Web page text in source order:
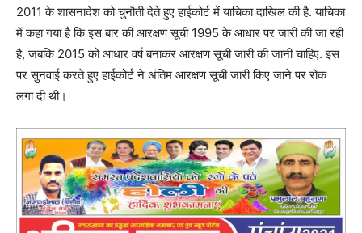
2011 के शासनादेश को चुनौती देते हुए हाईकोर्ट में याचिका दाखिल की है. याचिका
में कहा गया है कि इस बार की आरक्षण सूची 1995 के आधार पर जारी की जा रही
है, जबकि 2015 को आधार वर्ष बनाकर आरक्षण सूची जारी की जानी चाहिए. इस
पर सुनवाई करते हुए हाईकोर्ट ने अंतिम आरक्षण सूची जारी किए जाने पर रोक
लगा दी थी।